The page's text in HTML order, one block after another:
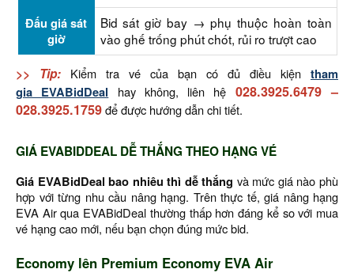
Đấu giá sát
giờ
Bid sát giờ bay → phụ thuộc hoàn toàn
vào ghế trống phút chót, rủi ro trượt cao
>> Tip: Kiểm tra vé của bạn có đủ điều kiện tham
gia EVABidDeal hay không, liên hệ 028.3925.6479–
028.3925.1759để được hướng dẫn chi tiết.
GIÁ EVABIDDEAL DỄ THẮNG THEO HẠNG VÉ
Giá EVABidDeal bao nhiêu thì dễ thắng và mức giá nào phù
hợp với từng nhu cầu nâng hạng. Trên thực tế, giá nâng hạng
EVA Air qua EVABidDeal thường thấp hơn đáng kể so với mua
vé hạng cao mới, nếu bạn chọn đúng mức bid.
Economy lên Premium Economy EVA Air